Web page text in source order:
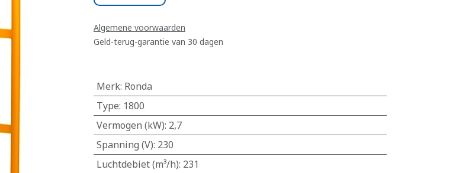
Algemene voorwaarden
Geld-terug-garantie van 30 dagen
Merk: Ronda
Type: 1800
Vermogen (kW): 2,7
Spanning (V): 230
Luchtdebiet (m³/h): 231